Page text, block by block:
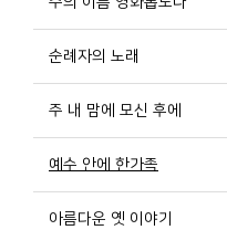
순례자의 노래
주 내 맘에 모신 후에
예수 안에 한가족
아름다운 옛 이야기